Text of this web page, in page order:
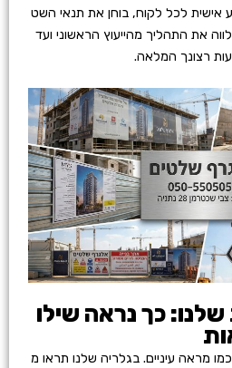
לכל לקוח, בוחן את תנאי השט
את התהליך מהייעוץ הראשוני ועד
רצונך המלאה.
כך נראה שילו
מראה עיניים. בגלריה שלנו תראו מ